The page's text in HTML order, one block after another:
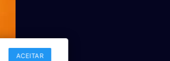
ACEITAR